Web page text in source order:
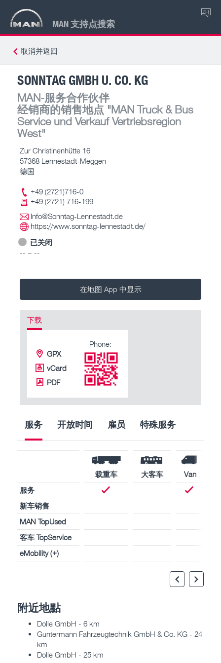
MAN 支持点搜索
ZH
取消并返回
SONNTAG GMBH U. CO. KG
MAN-服务合作伙伴
经销商的销售地点 "MAN Truck & Bus
Service und Verkauf Vertriebsregion
West"
Zur Christinenhütte 16
57368 Lennestadt-Meggen
德国
+49 (2721)716-0
+49 (2721) 716-199
Info@Sonntag-Lennestadt.de
https://www.sonntag-lennestadt.de/
已关闭
-- – --
在地图 App 中显示
下载
GPX
vCard
PDF
Phone:
服务 开放时间 雇员 特殊服务
载重车 大客车
Van
服务
新车销售
MAN TopUsed
客车 TopService
eMobility (+)
附近地點
Dolle GmbH - 6 km
Guntermann Fahrzeugtechnik GmbH & Co. KG - 24
km
Dolle GmbH - 25 km